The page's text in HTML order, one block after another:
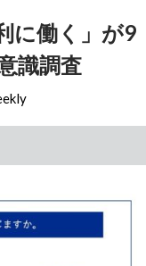
に働く」が9
識調査